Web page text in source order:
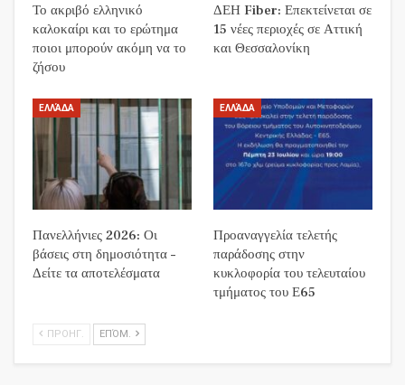
Το ακριβό ελληνικό
καλοκαίρι και το ερώτημα
ποιοι μπορούν ακόμη να το
ζήσου
ΔΕΗ Fiber: Επεκτείνεται σε
15 νέες περιοχές σε Αττική
και Θεσσαλονίκη
ΕΛΛΆΔΑ
Πανελλήνιες 2026: Οι
βάσεις στη δημοσιότητα –
Δείτε τα αποτελέσματα
ΕΛΛΆΔΑ
Προαναγγελία τελετής
παράδοσης στην
κυκλοφορία του τελευταίου
τμήματος του Ε65
ΠΡΟΗΓ. ΕΠΌΜ.